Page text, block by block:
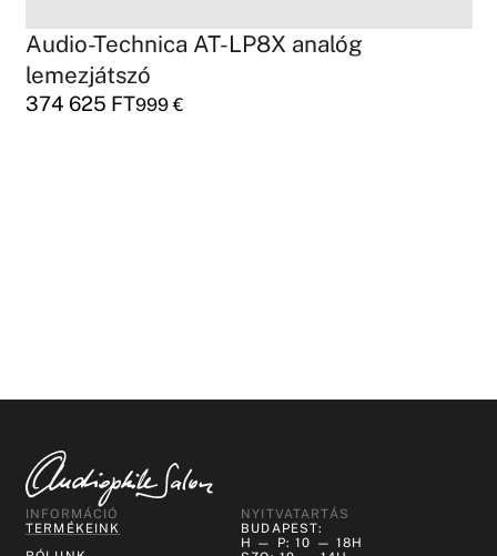
Audio-Technica AT-LP8X analóg
lemezjátszó
374 625 FT999€
INFORMÁCIÓ
TERMÉKEINK
NYITVATARTÁS
BUDAPEST:
H — P: 10 — 18H